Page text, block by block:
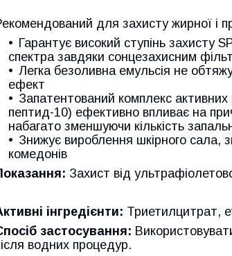
для захисту жирної і
Гарантує високий ступінь захисту
спектра завдяки сонцезахисним
Легка безоливна емульсія не
ефект
Запатентований комплекс
пептид-10) ефективно впливає на
набагато зменшуючи кількість
Знижує вироблення шкірного сала,
комедонів
Захист від
інгредієнти: Триетилцитрат,
застосування:
водних процедур.